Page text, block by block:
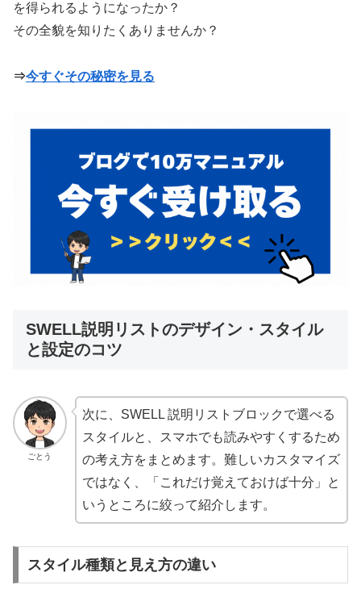
を得られるようになったか？
その全貌を知りたくありませんか？
⇒今すぐその秘密を見る
SWELL説明リストのデザイン・スタイル
と設定のコツ
ごとう
次に、SWELL 説明リストブロックで選べる
スタイルと、スマホでも読みやすくするため
の考え方をまとめます。難しいカスタマイズ
ではなく、「これだけ覚えておけば十分」と
いうところに絞って紹介します。
スタイル種類と見え方の違い